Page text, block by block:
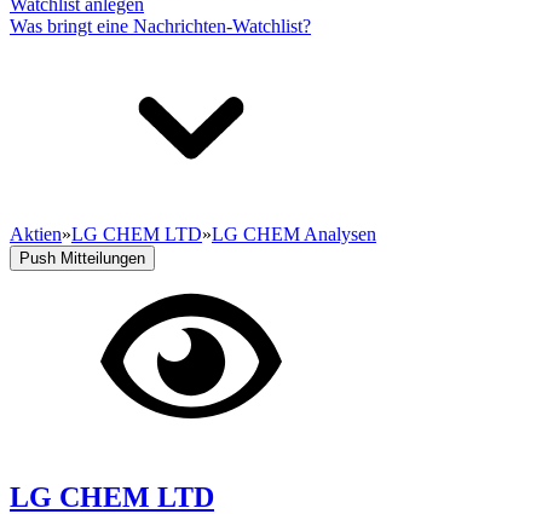
Watchlist anlegen
Was bringt eine Nachrichten-Watchlist?
Aktien»LG CHEM LTD»LG CHEM Analysen
Push Mitteilungen
LG CHEM LTD